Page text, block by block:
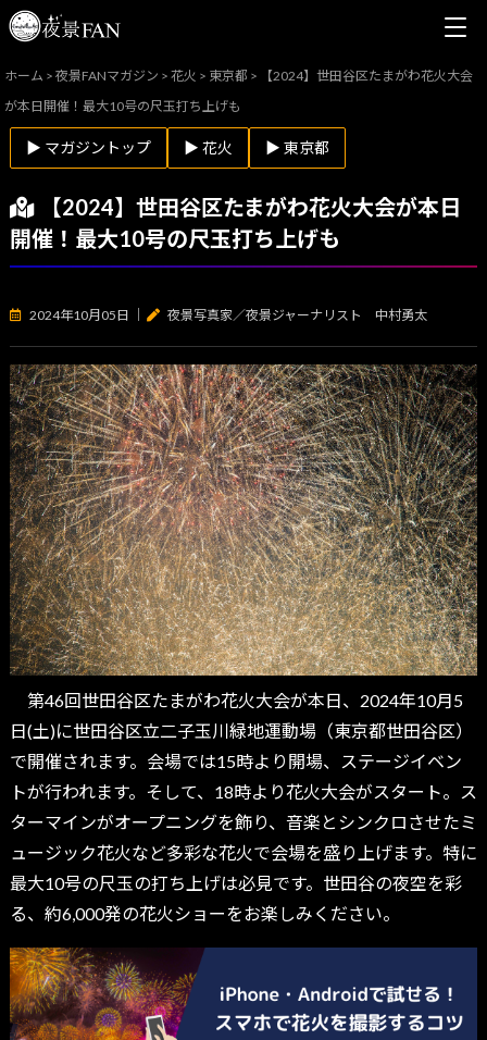
ホーム >夜景FANマガジン >花火 > 東京都 >
【2024】世田谷区たまがわ花火大会
が本日開催！最大10号の尺玉打ち上げも
▶ マガジントップ ▶ 花火 ▶ 東京都
【2024】世田谷区たまがわ花火大会が本日
開催！最大10号の尺玉打ち上げも
2024年10月05日 夜景写真家／夜景ジャーナリスト 中村勇太
第46回世田谷区たまがわ花火大会が本日、2024年10月5
日(土)に世田谷区立二子玉川緑地運動場（東京都世田谷区）
で開催されます。会場では15時より開場、ステージイベン
トが行われます。そして、18時より花火大会がスタート。ス
ターマインがオープニングを飾り、音楽とシンクロさせたミ
ュージック花火など多彩な花火で会場を盛り上げます。特に
最大10号の尺玉の打ち上げは必見です。世田谷の夜空を彩
る、約6,000発の花火ショーをお楽しみください。